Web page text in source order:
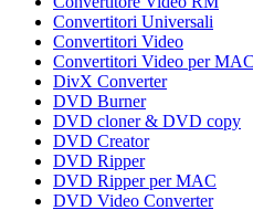
Convertitori Universali
Convertitori Video
Convertitori Video per MAC
DivX Converter
DVD Burner
DVD cloner & DVD copy
DVD Creator
DVD Ripper
DVD Ripper per MAC
DVD Video Converter